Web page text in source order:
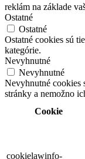
reklám na základe
Ostatné
Ostatné
Ostatné cookies sú
kategórie.
Nevyhnutné
Nevyhnutné
Nevyhnutné cookies
stránky a nemožno
Cookie
cookielawinfo-